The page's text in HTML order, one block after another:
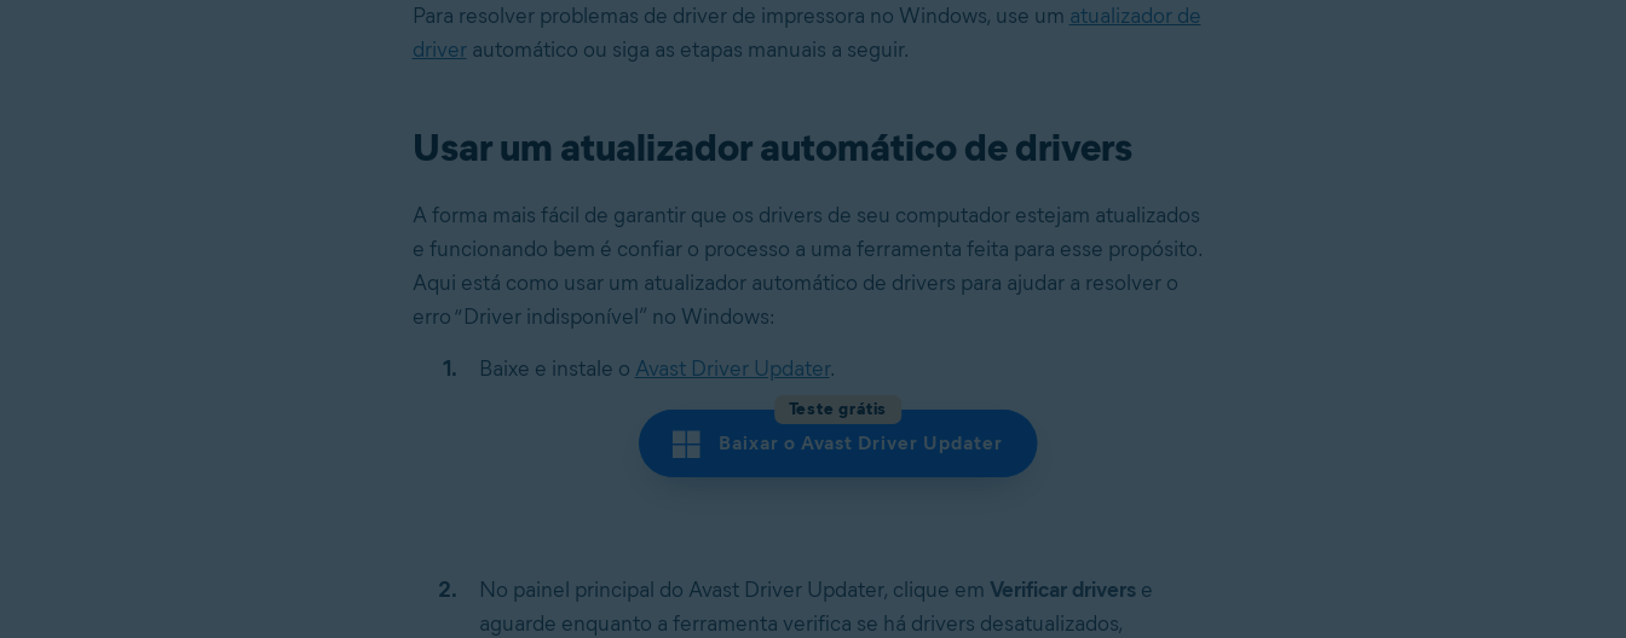
Para resolver problemas de driver de impressora no Windows, use um atualizador de
driverautomático ou siga as etapas manuais a seguir.
Usar um atualizador automático de drivers
A forma mais fácil de garantir que os drivers de seu computador estejam atualizados
e funcionando bem é confiar o processo a uma ferramenta feita para esse propósito.
Aqui está como usar um atualizador automático de drivers para ajudar a resolver o
erro “Driver indisponível” no Windows:
Baixe e instale o Avast Driver Updater.
Teste grátis
Baixar o Avast Driver Updater
No painel principal do Avast Driver Updater, clique em Verificar driverse
aguarde enquanto a ferramenta verifica se há drivers desatualizados,